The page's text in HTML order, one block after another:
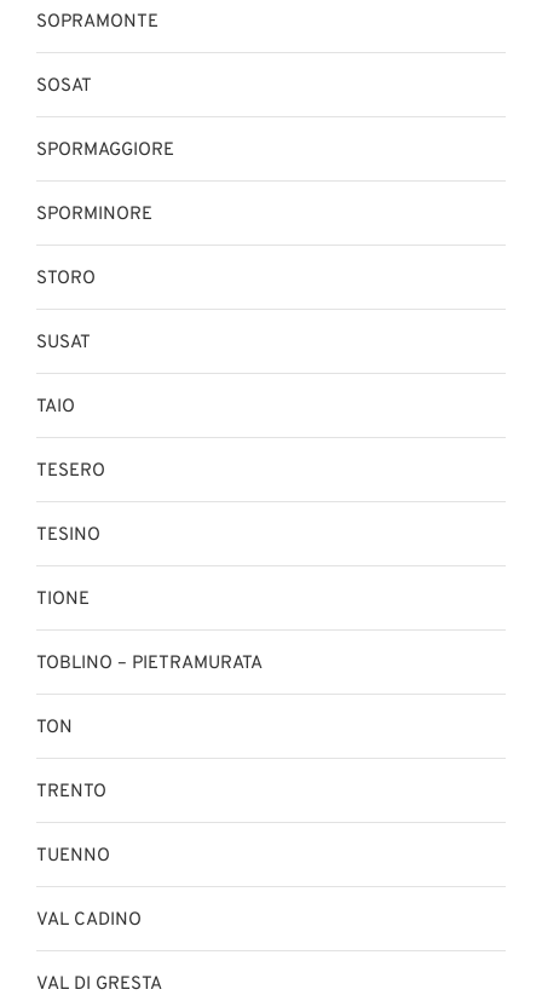
SOPRAMONTE
SOSAT
SPORMAGGIORE
SPORMINORE
STORO
SUSAT
TAIO
TESERO
TESINO
TIONE
TOBLINO – PIETRAMURATA
TON
TRENTO
TUENNO
VAL CADINO
VAL DI GRESTA